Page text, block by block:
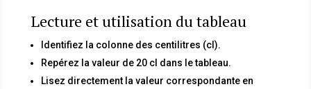
Lecture et utilisation du tableau
Identifiez la colonne des centilitres (cl).
Repérez la valeur de 20 cl dans le tableau.
Lisez directement la valeur correspondante en